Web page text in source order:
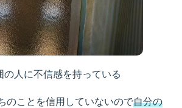
の人に不信感を持っている
のことを信用していないので自分の